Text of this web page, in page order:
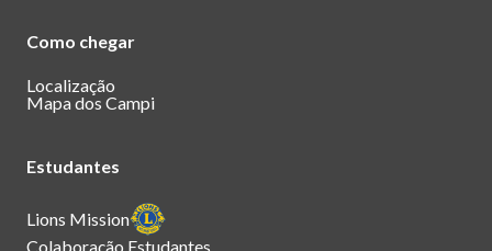
Como chegar
Localização
Mapa dos Campi
Estudantes
Lions Mission
Colaboração Estudantes